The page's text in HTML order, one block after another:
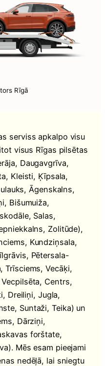
Rīgā
serviss apkalpo visu
visus Rīgas pilsētas
Daugavgrīva,
Kleisti, Ķīpsala,
Āgenskalns,
Bišumuiža,
Salas,
Zolitūde),
Kundziņsala,
Pētersala-
Trīsciems, Vecāķi,
Centrs,
Dreiliņi, Jugla,
Suntaži, Teika) un
Dārziņi,
forštate,
Mēs esam pieejami
nedēļā, lai sniegtu